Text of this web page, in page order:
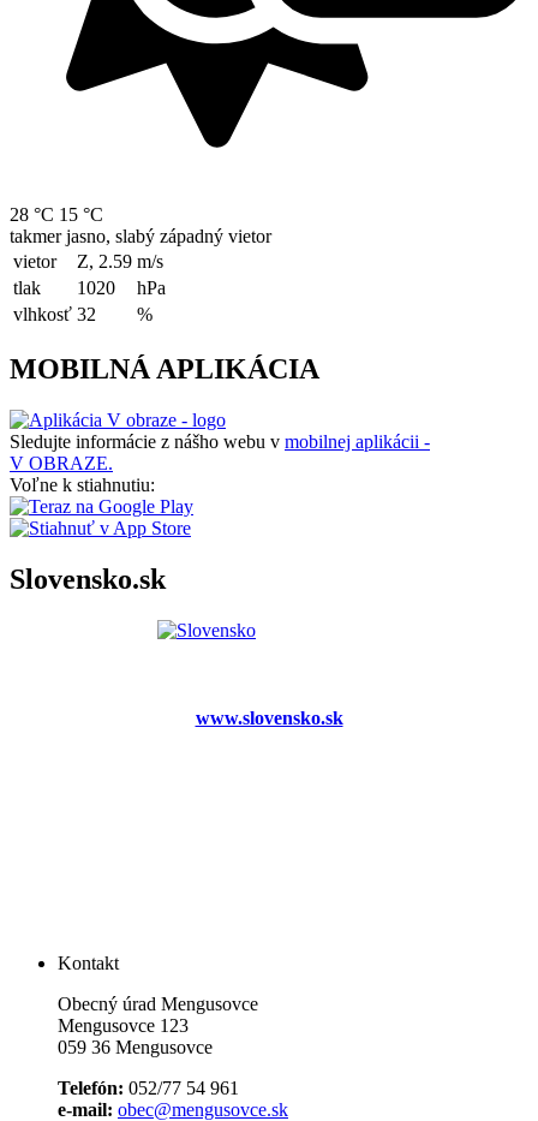
28 °C 15 °C
takmer jasno, slabý západný vietor
vietor
Z, 2.59 m/s
tlak
1020
hPa
vlhkosť 32 %
MOBILNÁ APLIKÁCIA
Sledujte informácie z nášho webu v mobilnej aplikácii -
V OBRAZE.
Voľne k stiahnutiu:
Slovensko.sk
www.slovensko.sk
Kontakt
Obecný úrad Mengusovce
Mengusovce 123
059 36 Mengusovce
Telefón: 052/77 54 961
e-mail: obec@mengusovce.sk